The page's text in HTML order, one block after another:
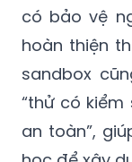
có bảo vệ
hoàn thiện
sandbox
“thử có
an toàn”,